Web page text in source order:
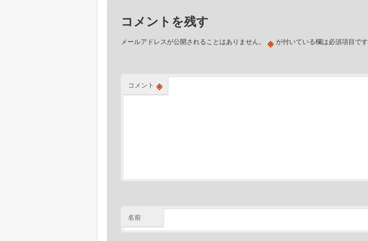
コメントを残す
メールアドレスが公開されることはありません。 ※ が付いている欄は必須項目です
コメント ※
名前